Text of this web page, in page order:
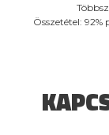
Összetétel: